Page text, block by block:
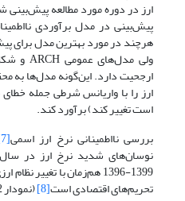
ارز در دوره مورد مطالعه
پیش‌بینی در مدل برآوردی
هرچند در مورد بهترین مدل برای
ارجحیت دارد. این‌گونه مدل‌ها به
ارز را با واریانس شرطی جمله
است تغییر کند) برآورد کند.
بررسی نااطمینانی نرخ ارز اسمی[7]
1399-1396 هم‌زمان با
تحریم‌های اقتصادی است[8] (نمودار 2).